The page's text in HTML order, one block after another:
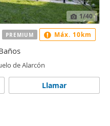
1/40
de Alarcón
Llamar
PREMIUM Máx. 10km